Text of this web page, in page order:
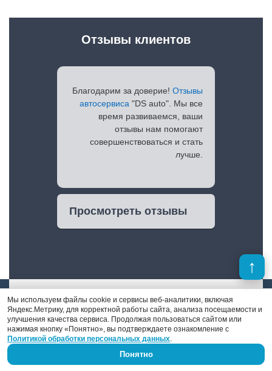
Благодарим за доверие! Отзывы
автосервиса "DS auto". Мы все
время развиваемся, ваши
отзывы нам помогают
совершенствоваться и стать
лучше.
Просмотреть отзывы
Отзывы клиентов
Денис Поршнев
Мы используем файлы cookie и сервисы веб-аналитики, включая
Яндекс.Метрику, для корректной работы сайта, анализа посещаемости и
улучшения качества сервиса. Продолжая пользоваться сайтом или
нажимая кнопку «Понятно», вы подтверждаете ознакомление с
Политикой обработки персональных данных.
Понятно